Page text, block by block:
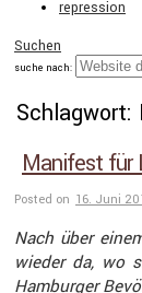
repression
Suchen
suche nach:
Schlagwort:
Manifest für
Posted on 16. Juni
Nach über
wieder da, wo
Hamburger